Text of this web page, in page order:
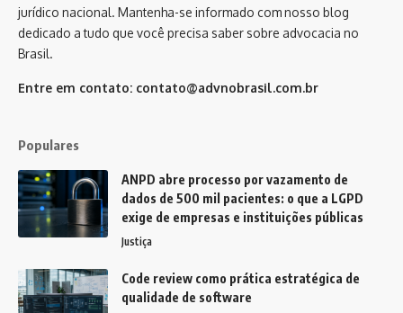
jurídico nacional. Mantenha-se informado com nosso blog
dedicado a tudo que você precisa saber sobre advocacia no
Brasil.
Entre em contato: contato@advnobrasil.com.br
Populares
ANPD abre processo por vazamento de
dados de 500 mil pacientes: o que a LGPD
exige de empresas e instituições públicas
Justiça
Code review como prática estratégica de
qualidade de software